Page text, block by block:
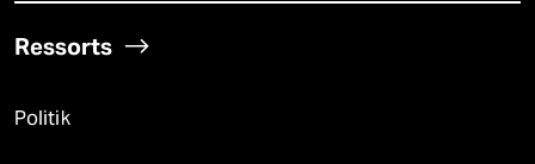
Ressorts
Politik